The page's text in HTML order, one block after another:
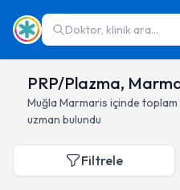
Doktor, klinik ara...
PRP/Plazma,
Muğla Marmaris içinde toplam
uzman bulundu
Filtrele